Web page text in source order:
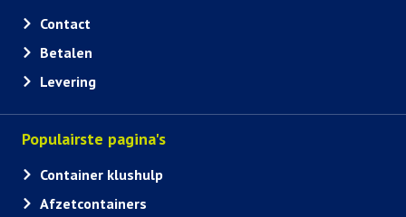
Contact
Betalen
Levering
Populairste pagina's
Container klushulp
Afzetcontainers